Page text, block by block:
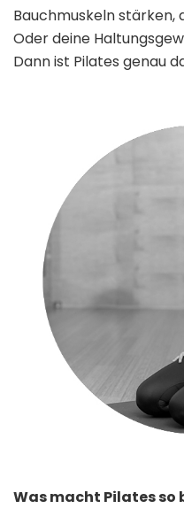
Bauchmuskeln stärken,
Oder deine
Dann ist Pilates genau
Was macht Pilates so